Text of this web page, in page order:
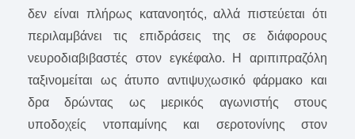
δεν είναι πλήρως κατανοητός, αλλά πιστεύεται ότι
περιλαμβάνει τις επιδράσεις της σε διάφορους
νευροδιαβιβαστές στον εγκέφαλο. Η αριπιπραζόλη
ταξινομείται ως άτυπο αντιψυχωσικό φάρμακο και
δρα δρώντας ως μερικός αγωνιστής στους
υποδοχείς ντοπαμίνης και σεροτονίνης στον